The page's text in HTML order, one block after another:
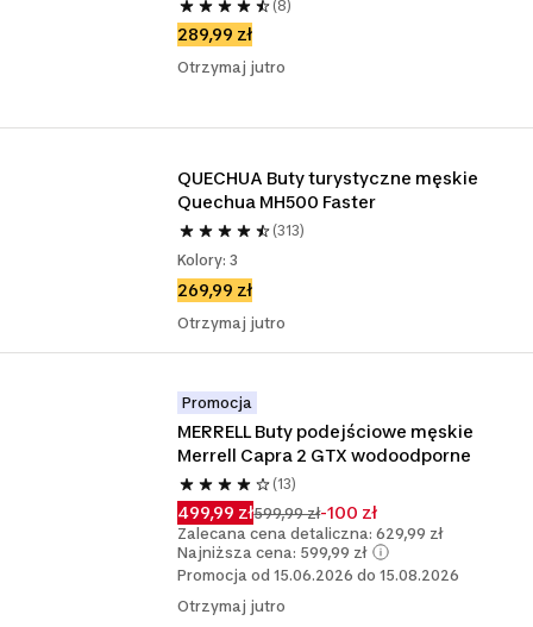
(8)
289,99 zł
Otrzymaj jutro
QUECHUA Buty turystyczne męskie
Quechua MH500 Faster
(313)
Kolory: 3
269,99 zł
Otrzymaj jutro
Promocja
MERRELL Buty podejściowe męskie
Merrell Capra 2 GTX wodoodporne
(13)
499,99 zł599,99 zł-100 zł
Zalecana cena detaliczna: 629,99 zł
Najniższa cena: 599,99 zł
Promocja od 15.06.2026 do 15.08.2026
Otrzymaj jutro